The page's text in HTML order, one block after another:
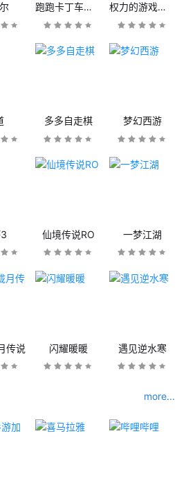
跑跑卡丁车官方竞速版 权力的游戏：凛冬将至
多多自走棋 梦幻西游
仙境传说RO 一梦江湖
传说 闪耀暖暖 遇见逆水寒
more...